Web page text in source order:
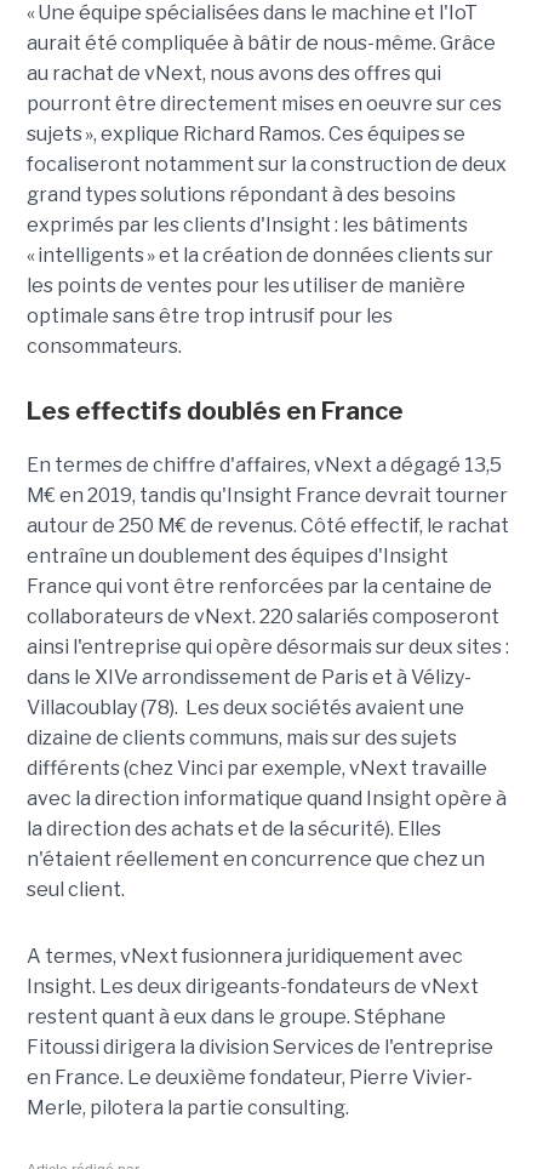
« Une équipe spécialisées dans le machine et l'IoT
aurait été compliquée à bâtir de nous-même. Grâce
au rachat de vNext, nous avons des offres qui
pourront être directement mises en oeuvre sur ces
sujets », explique Richard Ramos. Ces équipes se
focaliseront notamment sur la construction de deux
grand types solutions répondant à des besoins
exprimés par les clients d'Insight : les bâtiments
« intelligents » et la création de données clients sur
les points de ventes pour les utiliser de manière
optimale sans être trop intrusif pour les
consommateurs.
Les effectifs doublés en France
En termes de chiffre d'affaires, vNext a dégagé 13,5
M€ en 2019, tandis qu'Insight France devrait tourner
autour de 250 M€ de revenus. Côté effectif, le rachat
entraîne un doublement des équipes d'Insight
France qui vont être renforcées par la centaine de
collaborateurs de vNext. 220 salariés composeront
ainsi l'entreprise qui opère désormais sur deux sites :
dans le XIVe arrondissement de Paris et à Vélizy-
Villacoublay (78). Les deux sociétés avaient une
dizaine de clients communs, mais sur des sujets
différents (chez Vinci par exemple, vNext travaille
avec la direction informatique quand Insight opère à
la direction des achats et de la sécurité). Elles
n'étaient réellement en concurrence que chez un
seul client.
A termes, vNext fusionnera juridiquement avec
Insight. Les deux dirigeants-fondateurs de vNext
restent quant à eux dans le groupe. Stéphane
Fitoussi dirigera la division Services de l'entreprise
en France. Le deuxième fondateur, Pierre Vivier-
Merle, pilotera la partie consulting.